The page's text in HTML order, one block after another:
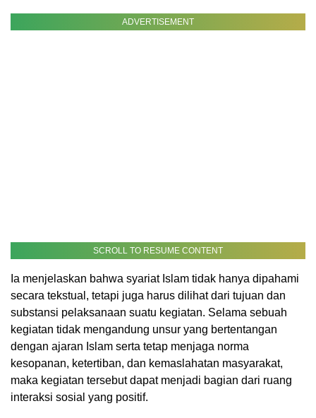
ADVERTISEMENT
SCROLL TO RESUME CONTENT
Ia menjelaskan bahwa syariat Islam tidak hanya dipahami
secara tekstual, tetapi juga harus dilihat dari tujuan dan
substansi pelaksanaan suatu kegiatan. Selama sebuah
kegiatan tidak mengandung unsur yang bertentangan
dengan ajaran Islam serta tetap menjaga norma
kesopanan, ketertiban, dan kemaslahatan masyarakat,
maka kegiatan tersebut dapat menjadi bagian dari ruang
interaksi sosial yang positif.